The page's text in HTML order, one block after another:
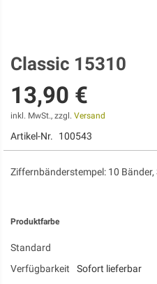
Zum
Anfang
der
Bildgalerie
springen
Classic 15310
13,90 €
inkl. MwSt., zzgl. Versand
Artikel-Nr. 100543
Ziffernbänderstempel: 10
Produktfarbe
Standard
Verfügbarkeit
Sofort lieferbar